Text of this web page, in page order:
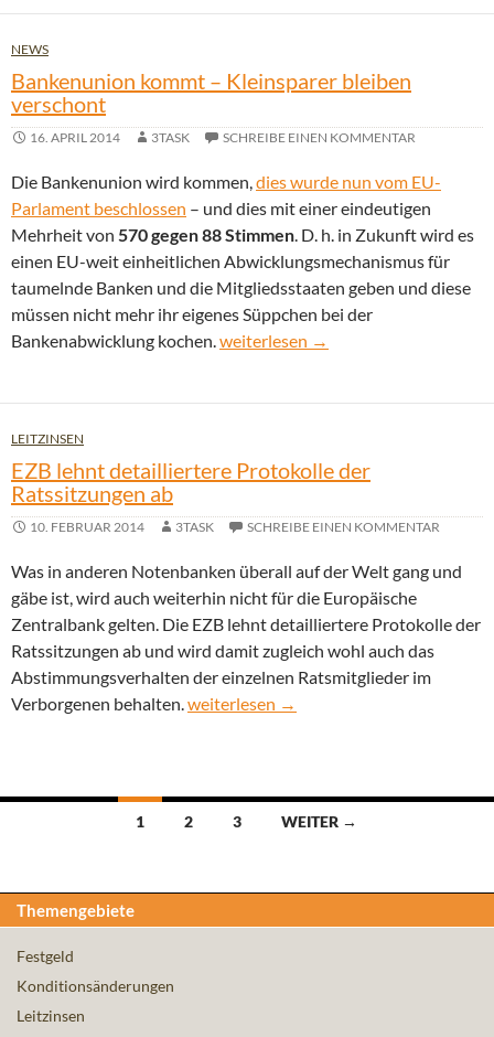
NEWS
Bankenunion kommt – Kleinsparer bleiben
verschont
16. APRIL 2014 3TASK SCHREIBE EINEN KOMMENTAR
Die Bankenunion wird kommen,dies wurde nun vom EU-
Parlament beschlossen – und dies mit einer eindeutigen
Mehrheit von 570 gegen 88 Stimmen. D. h. in Zukunft wird es
einen EU-weit einheitlichen Abwicklungsmechanismus für
taumelnde Banken und die Mitgliedsstaaten geben und diese
müssen nicht mehr ihr eigenes Süppchen bei der
Bankenabwicklung kochen.Bankenunion kommt – Kleinsparer
weiterlesen →
LEITZINSEN
EZB lehnt detailliertere Protokolle der
Ratssitzungen ab
10. FEBRUAR 2014 3TASK SCHREIBE EINEN KOMMENTAR
Was in anderen Notenbanken überall auf der Welt gang und
gäbe ist, wird auch weiterhin nicht für die Europäische
Zentralbank gelten. Die EZB lehnt detailliertere Protokolle der
Ratssitzungen ab und wird damit zugleich wohl auch das
Abstimmungsverhalten der einzelnen Ratsmitglieder im
Verborgenen behalten.EZB lehnt detailliertere Protokolle der
weiterlesen →
Beitragsnavigation
1 2 3 WEITER →
Themengebiete
Festgeld
Konditionsänderungen
Leitzinsen